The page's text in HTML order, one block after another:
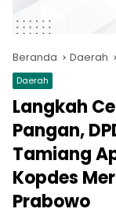
Beranda Daerah
Daerah
Langkah
Pangan,
Tamiang
Kopdes
Prabowo